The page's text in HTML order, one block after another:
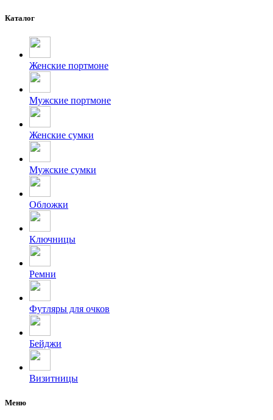
Каталог
Женские портмоне
Мужские портмоне
Женские сумки
Мужские сумки
Обложки
Ключницы
Ремни
Футляры для очков
Бейджи
Визитницы
Меню